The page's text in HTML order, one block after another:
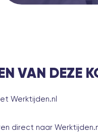
VAN DEZE
Werktijden.nl
direct naar